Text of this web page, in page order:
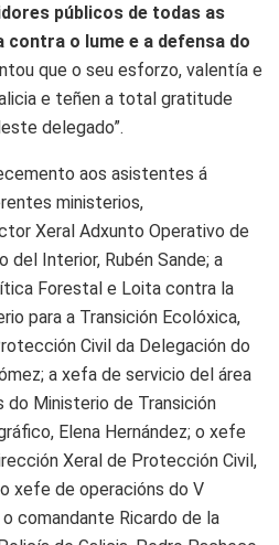
públicos de todas as
o lume e a defensa do
que o seu esforzo, valentía e
e teñen a total gratitude
delegado”.
aos asistentes á
ministerios,
Xeral Adxunto Operativo de
del Interior, Rubén Sande; a
Forestal e Loita contra la
para a Transición Ecolóxica,
Civil da Delegación do
a xefa de servicio del área
Ministerio de Transición
Elena Hernández; o xefe
Xeral de Protección Civil,
xefe de operacións do V
comandante Ricardo de la